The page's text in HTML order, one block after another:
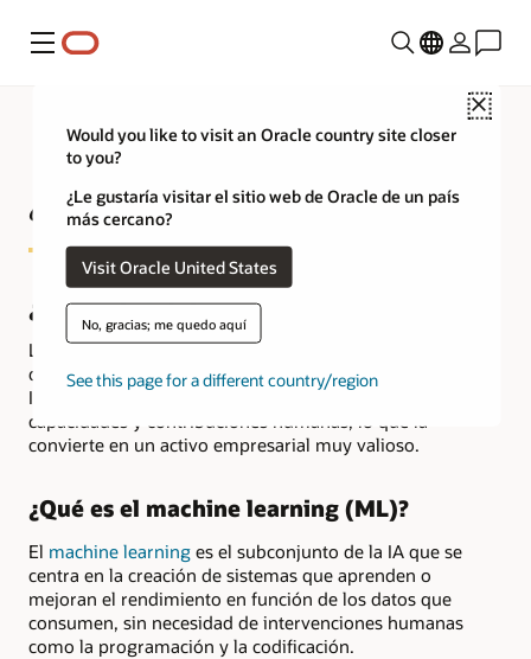
Menú
Close
Would you like to visit an Oracle country site closer
to you?
¿Le gustaría visitar el sitio web de Oracle de un país
más cercano?
Visit Oracle United States
No, gracias; me quedo aquí
See this page for a different country/region
¿Qué es la IA en finanzas?
¿Qué es la inteligencia artificial (IA)?
La inteligencia artificialse refiere a sistemas o máquinas
que imitan la inteligencia humana para realizar tareas. La
IA está destinada a mejorar significativamente las
capacidades y contribuciones humanas, lo que la
convierte en un activo empresarial muy valioso.
¿Qué es el machine learning (ML)?
El machine learning es el subconjunto de la IA que se
centra en la creación de sistemas que aprenden o
mejoran el rendimiento en función de los datos que
consumen, sin necesidad de intervenciones humanas
como la programación y la codificación.